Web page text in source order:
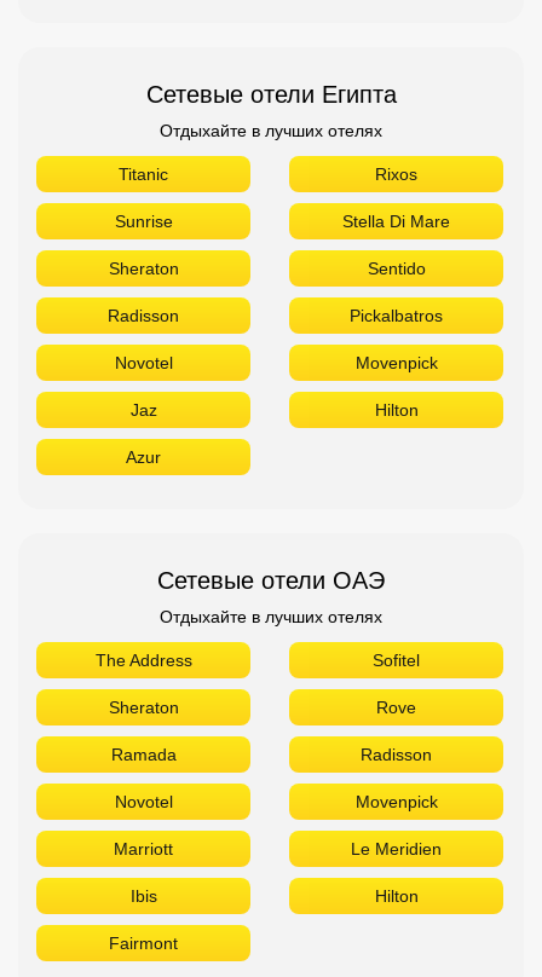
Сетевые отели Египта
Отдыхайте в лучших отелях
Titanic Rixos
Sunrise Stella Di Mare
Sheraton Sentido
Radisson Pickalbatros
Novotel Movenpick
Jaz Hilton
Azur
Сетевые отели ОАЭ
Отдыхайте в лучших отелях
The Address Sofitel
Sheraton Rove
Ramada Radisson
Novotel Movenpick
Marriott Le Meridien
Ibis Hilton
Fairmont